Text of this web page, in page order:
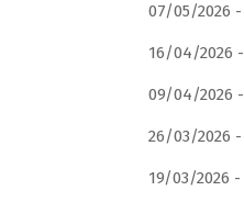
07/05/2026 -
16/04/2026 -
09/04/2026 -
26/03/2026 -
19/03/2026 -